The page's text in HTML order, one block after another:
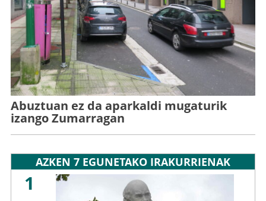
Abuztuan ez da aparkaldi mugaturik
izango Zumarragan
AZKEN 7 EGUNETAKO IRAKURRIENAK
1